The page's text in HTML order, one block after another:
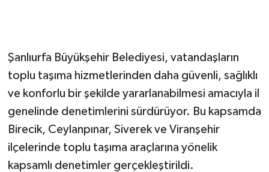
Şanlıurfa Büyükşehir Belediyesi, vatandaşların
toplu taşıma hizmetlerinden daha güvenli, sağlıklı
ve konforlu bir şekilde yararlanabilmesi amacıyla il
genelinde denetimlerini sürdürüyor. Bu kapsamda
Birecik, Ceylanpınar, Siverek ve Viranşehir
ilçelerinde toplu taşıma araçlarına yönelik
kapsamlı denetimler gerçekleştirildi.